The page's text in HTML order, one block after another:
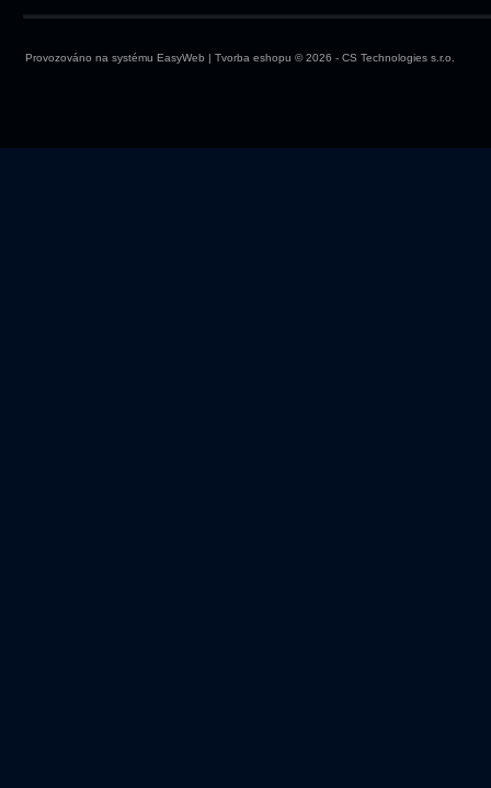
Provozováno na systému EasyWeb | Tvorba eshopu © 2026 - CS Technologies s.r.o.